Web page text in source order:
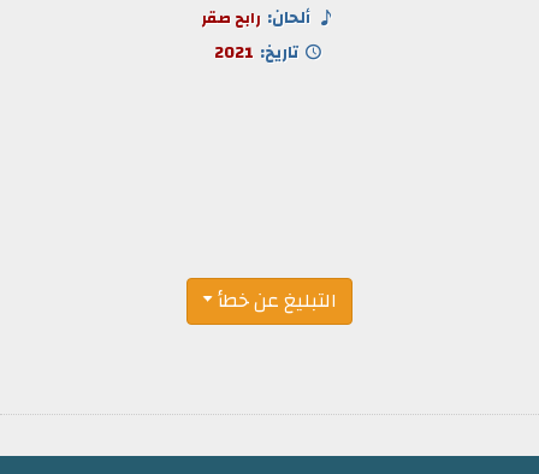
ألحان: رابح صقر
تاريخ: 2021
التبليغ عن خطأ